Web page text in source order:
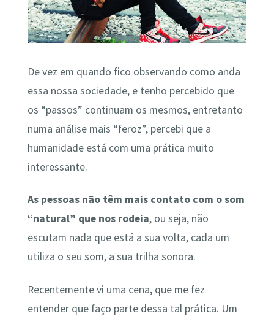
De vez em quando fico observando como anda
essa nossa sociedade, e tenho percebido que
os “passos” continuam os mesmos, entretanto
numa análise mais “feroz”, percebi que a
humanidade está com uma prática muito
interessante.
As pessoas não têm mais contato com o som
“natural” que nos rodeia, ou seja, não
escutam nada que está a sua volta, cada um
utiliza o seu som, a sua trilha sonora.
Recentemente vi uma cena, que me fez
entender que faço parte dessa tal prática. Um